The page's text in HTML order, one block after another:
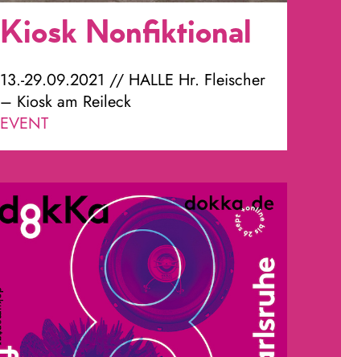
Kiosk Nonfiktional
13.-29.09.2021 // HALLE Hr. Fleischer
– Kiosk am Reileck
EVENT